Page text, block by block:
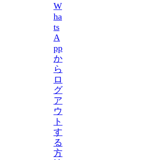
W
ha
ts
A
pp
か
ら
ロ
グ
ア
ウ
ト
す
る
方